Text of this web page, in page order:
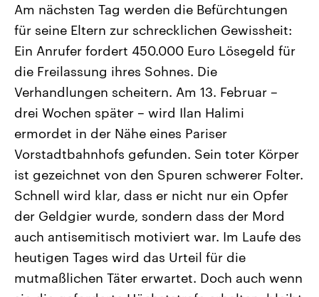
Landtagswahl Sachsen-Anhalt
2026
Alle Informationen
Sachsen-Anhalt wählt am 6.
September 2026 einen neuen
Landtag. Seit 2021 wird das
Bundesland von einer Koalition aus
CDU, SPD und FDP regiert.-
Umfragen, Prognosen,
Wahlprogramme, aktuelle Berichte
und Kandidaten der anstehenden
Wahl.
USA
Aktuelle Beiträge,
Hintergründe
Wirtschaftlich und
gehören die Vereinigten
den mächtigsten Ländern
mit großem Einfluss auf
aktuelle Weltgeschehen.
Audio-Archiv
Am nächsten Tag werden die Befürchtungen
für seine Eltern zur schrecklichen Gewissheit:
Ein Anrufer fordert 450.000 Euro Lösegeld für
die Freilassung ihres Sohnes. Die
Verhandlungen scheitern. Am 13. Februar –
drei Wochen später – wird Ilan Halimi
ermordet in der Nähe eines Pariser
Vorstadtbahnhofs gefunden. Sein toter Körper
ist gezeichnet von den Spuren schwerer Folter.
Schnell wird klar, dass er nicht nur ein Opfer
der Geldgier wurde, sondern dass der Mord
auch antisemitisch motiviert war. Im Laufe des
heutigen Tages wird das Urteil für die
mutmaßlichen Täter erwartet. Doch auch wenn